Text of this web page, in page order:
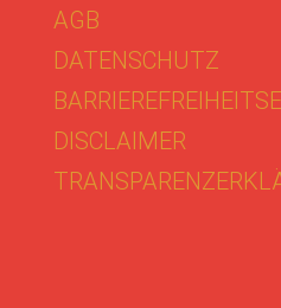
AGB
DATENSCHUTZ
DISCLAIMER